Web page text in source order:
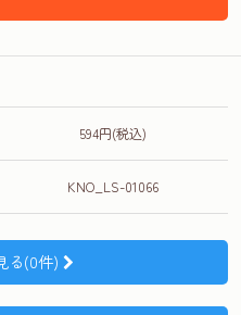
594円(税込)
KNO_LS-01066
る(0件)